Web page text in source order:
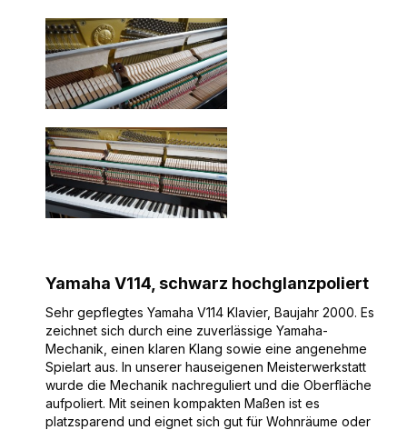
Yamaha V114, schwarz hochglanzpoliert
Sehr gepflegtes Yamaha V114 Klavier, Baujahr 2000. Es
zeichnet sich durch eine zuverlässige Yamaha-
Mechanik, einen klaren Klang sowie eine angenehme
Spielart aus. In unserer hauseigenen Meisterwerkstatt
wurde die Mechanik nachreguliert und die Oberfläche
aufpoliert. Mit seinen kompakten Maßen ist es
platzsparend und eignet sich gut für Wohnräume oder